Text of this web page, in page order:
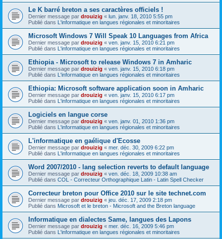
Le K barré breton a ses caractères officiels !
Dernier message par drouizig « lun. janv. 18, 2010 5:55 pm
Publié dans L'informatique en langues régionales et minoritaires
Microsoft Windows 7 Will Speak 10 Languages from Africa
Dernier message par drouizig « ven. janv. 15, 2010 6:21 pm
Publié dans L'informatique en langues régionales et minoritaires
Ethiopia - Microsoft to release Windows 7 in Amharic
Dernier message par drouizig « ven. janv. 15, 2010 6:18 pm
Publié dans L'informatique en langues régionales et minoritaires
Ethiopia: Microsoft software application soon in Amharic
Dernier message par drouizig « ven. janv. 15, 2010 6:17 pm
Publié dans L'informatique en langues régionales et minoritaires
Logiciels en langue corse
Dernier message par drouizig « ven. janv. 01, 2010 1:36 pm
Publié dans L'informatique en langues régionales et minoritaires
L'informatique en gaélique d'Ecosse
Dernier message par drouizig « mer. déc. 30, 2009 6:22 pm
Publié dans L'informatique en langues régionales et minoritaires
Word 2007/2010 - lang selection reverts to default language
Dernier message par drouizig « ven. déc. 18, 2009 10:38 am
Publié dans COL - Correcteur Orthographique Latin - Latin Spell Checker
Correcteur breton pour Office 2010 sur le site technet.com
Dernier message par drouizig « jeu. déc. 17, 2009 2:18 pm
Publié dans Microsoft et le breton - Microsoft and the Breton language
Informatique en dialectes Same, langues des Lapons
Dernier message par drouizig « mer. déc. 16, 2009 5:46 pm
Publié dans L'informatique en langues régionales et minoritaires